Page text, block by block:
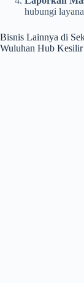
hubungi
Bisnis Lainnya di
Wuluhan Hub